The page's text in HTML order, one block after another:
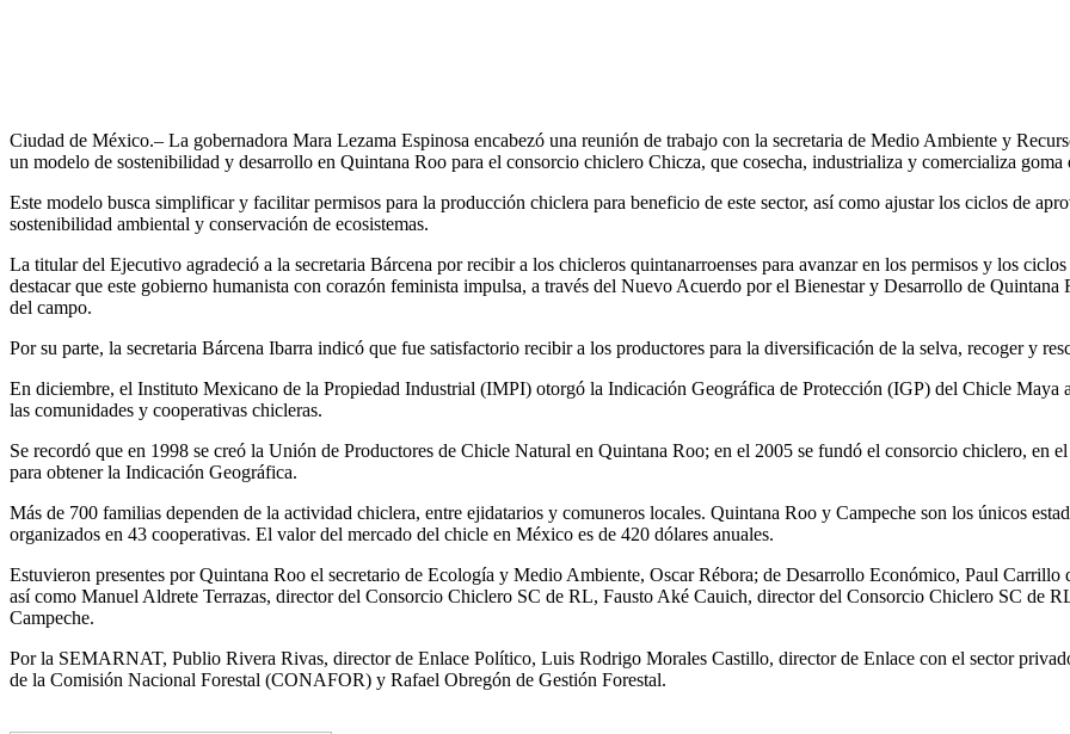
Ciudad de México.– La gobernadora Mara Lezama Espinosa encabezó una reunión de trabajo con la secretaria de Medio Ambiente y
un modelo de sostenibilidad y desarrollo en Quintana Roo para el consorcio chiclero Chicza, que cosecha, industrializa y comercializa goma
Este modelo busca simplificar y facilitar permisos para la producción chiclera para beneficio de este sector, así como ajustar los ciclos de
sostenibilidad ambiental y conservación de ecosistemas.
La titular del Ejecutivo agradeció a la secretaria Bárcena por recibir a los chicleros quintanarroenses para avanzar en los permisos y los
destacar que este gobierno humanista con corazón feminista impulsa, a través del Nuevo Acuerdo por el Bienestar y Desarrollo de
del campo.
Por su parte, la secretaria Bárcena Ibarra indicó que fue satisfactorio recibir a los productores para la diversificación de la selva, recoger y
En diciembre, el Instituto Mexicano de la Propiedad Industrial (IMPI) otorgó la Indicación Geográfica de Protección (IGP) del Chicle Maya
las comunidades y cooperativas chicleras.
Se recordó que en 1998 se creó la Unión de Productores de Chicle Natural en Quintana Roo; en el 2005 se fundó el consorcio chiclero, en
para obtener la Indicación Geográfica.
Más de 700 familias dependen de la actividad chiclera, entre ejidatarios y comuneros locales. Quintana Roo y Campeche son los únicos
organizados en 43 cooperativas. El valor del mercado del chicle en México es de 420 dólares anuales.
Estuvieron presentes por Quintana Roo el secretario de Ecología y Medio Ambiente, Oscar Rébora; de Desarrollo Económico, Paul Carrillo
así como Manuel Aldrete Terrazas, director del Consorcio Chiclero SC de RL, Fausto Aké Cauich, director del Consorcio Chiclero SC de
Campeche.
Por la SEMARNAT, Publio Rivera Rivas, director de Enlace Político, Luis Rodrigo Morales Castillo, director de Enlace con el sector
de la Comisión Nacional Forestal (CONAFOR) y Rafael Obregón de Gestión Forestal.